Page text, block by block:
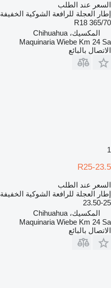
السعر عند الطلب
إطار العجلة للرافعة الشوكية الخفيفة
365/70 R18
المكسيك، Chihuahua
Maquinaria Wiebe Km 24 Sa
الاتصال بالبائع
1
23.5-R25
السعر عند الطلب
إطار العجلة للرافعة الشوكية الخفيفة
23.50-25
المكسيك، Chihuahua
Maquinaria Wiebe Km 24 Sa
الاتصال بالبائع